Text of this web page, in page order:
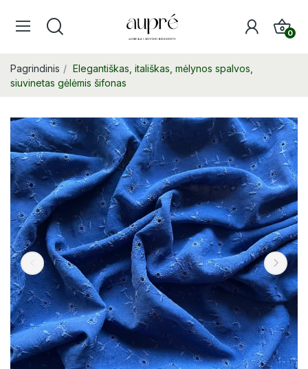
0
Pagrindinis
Elegantiškas, itališkas, mėlynos spalvos,
siuvinetas gėlėmis šifonas